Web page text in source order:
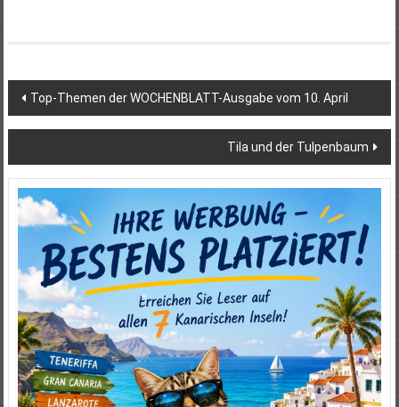
Beitragsnavigation
Top-Themen der WOCHENBLATT-Ausgabe vom 10. April
Tila und der Tulpenbaum